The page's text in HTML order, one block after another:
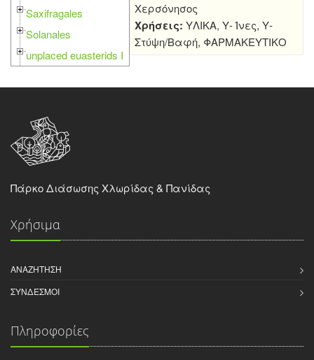
Saxifragales
Solanales
unplaced euasterids I
Χερσόνησος
Χρήσεις: ΥΛΙΚΑ, Υ- Ίνες, Υ-
Στύψη/Βαφή, ΦΑΡΜΑΚΕΥΤΙΚΟ
Πάρκο Διάσωσης Χλωρίδας & Πανίδας
Χρήσιμα
ΑΝΑΖΉΤΗΣΗ
ΣΎΝΔΕΣΜΟΙ
Πληροφορίες